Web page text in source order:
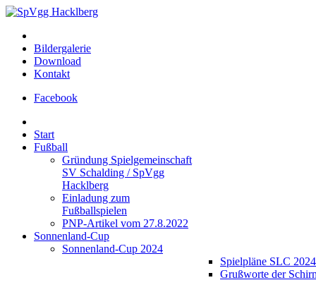
Bildergalerie
Download
Kontakt
Facebook
Start
Fußball
Gründung Spielgemeinschaft
SV Schalding / SpVgg
Hacklberg
Einladung zum
Fußballspielen
PNP-Artikel vom 27.8.2022
Sonnenland-Cup
Sonnenland-Cup 2024
Spielpläne SLC 2024
Grußworte der